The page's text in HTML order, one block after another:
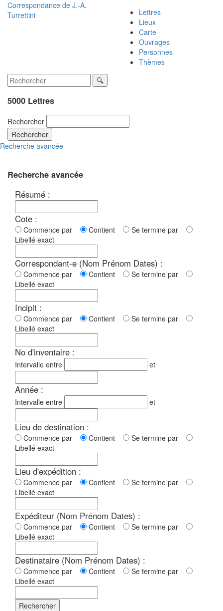
Correspondance de J.-A.
Turrettini
Lettres
Lieux
Carte
Ouvrages
Personnes
Thèmes
5000 Lettres
Rechercher
Rechercher
Recherche avancée
Recherche avancée
Résumé :
Cote :
Commence par Contient
Se termine par
Libellé exact
Correspondant-e (Nom Prénom Dates) :
Commence par Contient
Se termine par
Libellé exact
Incipit :
Commence par Contient
Se termine par
Libellé exact
No d'inventaire :
Intervalle entre et
Année :
Intervalle entre et
Lieu de destination :
Commence par Contient
Se termine par
Libellé exact
Lieu d'expédition :
Commence par Contient
Se termine par
Libellé exact
Expéditeur (Nom Prénom Dates) :
Commence par Contient
Se termine par
Libellé exact
Destinataire (Nom Prénom Dates) :
Commence par Contient
Se termine par
Libellé exact
Rechercher